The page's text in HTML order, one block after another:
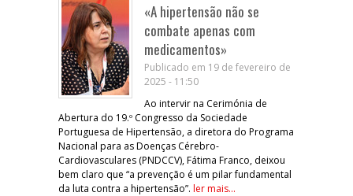
«A hipertensão não se
combate apenas com
medicamentos»
Publicado em 19 de fevereiro de
2025 - 11:50
Ao intervir na Cerimónia de
Abertura do 19.º Congresso da Sociedade
Portuguesa de Hipertensão, a diretora do Programa
Nacional para as Doenças Cérebro-
Cardiovasculares (PNDCCV), Fátima Franco, deixou
bem claro que “a prevenção é um pilar fundamental
da luta contra a hipertensão”. ler mais...